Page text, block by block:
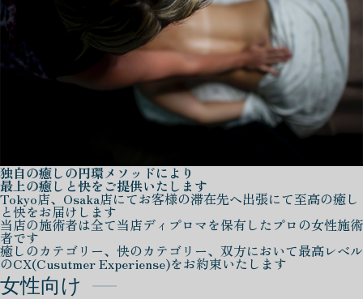
独自の癒しの円環メソッドにより
最上の癒しと快をご提供いたします
Tokyo店、Osaka店にてお客様の滞在先へ出張にて至高の癒し
と快をお届けします
当店の施術者は全て当店ディプロマを保有したプロの女性施術
者です
癒しのカテゴリー、快のカテゴリー、双方において最高レベル
のCX(Cusutmer Experiense)をお約束いたします
女性向け